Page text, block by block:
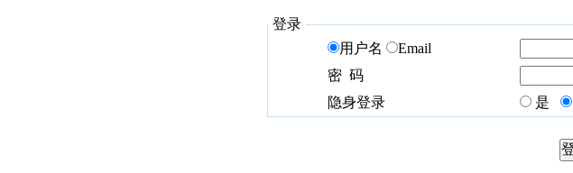
登录
用户名
Email
密 码
隐身登录
是